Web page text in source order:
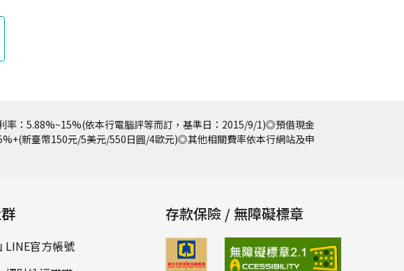
：5.88%~15%(依本行電腦評等而訂，基準日：2015/9/1)◎預借現金
新臺幣150元/5美元/550日圓/4歐元)◎其他相關費率依本行網站及申
LINE官方帳號
存款保險 / 無障礙標章